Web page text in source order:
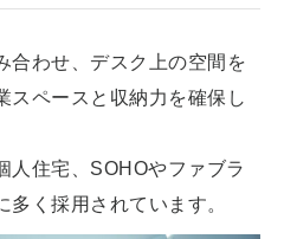
合わせ、デスク上の空間を
スペースと収納力を確保し
人住宅、SOHOやファブラ
く採用されています。